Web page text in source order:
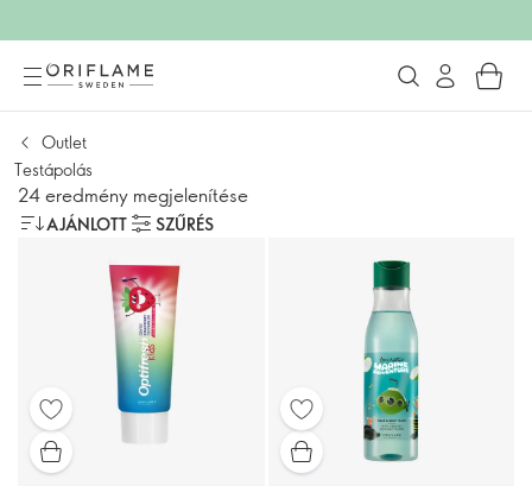
Outlet
Testápolás
24 eredmény megjelenítése
AJÁNLOTT SZŰRÉS